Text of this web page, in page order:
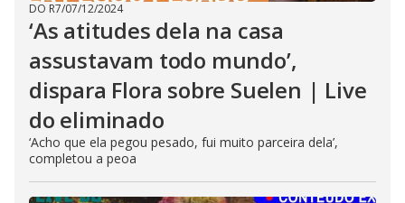
DO R7/07/12/2024
‘As atitudes dela na casa
assustavam todo mundo’,
dispara Flora sobre Suelen | Live
do eliminado
‘Acho que ela pegou pesado, fui muito parceira dela’,
completou a peoa